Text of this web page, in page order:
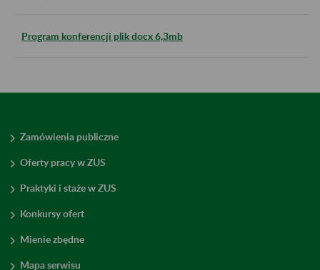
Program konferencji plik docx 6,3mb
Zamówienia publiczne
Oferty pracy w ZUS
Praktyki i staże w ZUS
Konkursy ofert
Mienie zbędne
Mapa serwisu